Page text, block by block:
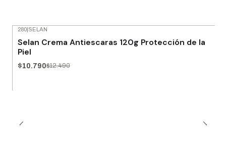
280|SELAN
Selan Crema Antiescaras 120g Protección de la
Piel
$10.790$12.490